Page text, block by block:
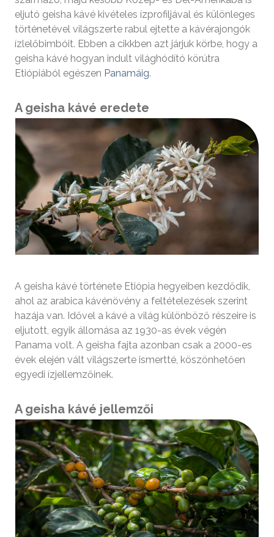
eljutó geisha kávé kivételes ízprofiljával és különleges
történetével világszerte rabul ejtette a kávérajongók
ízlelőbimbóit. Ebben a cikkben azt járjuk körbe, hogy a
geisha kávé hogyan indult világhódító körútra
Etiópiából egészen Panamáig.
A geisha kávé eredete
A geisha kávé története Etiópia hegyeiben kezdődik,
ahol az arabica kávénövény a feltételezések szerint
hazája van. Idővel a kávé a világ különböző részeire is
eljutott, egyik állomása az 1930-as évek végén
Panama volt. A geisha fajta azonban csak a 2000-es
évek elején vált világszerte ismertté, köszönhetően
egyedi ízjellemzőinek.
A geisha kávé jellemzői